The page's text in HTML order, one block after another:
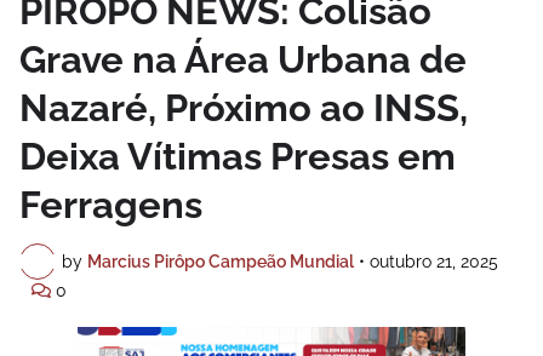
PIRÔPO NEWS: Colisão
Grave na Área Urbana de
Nazaré, Próximo ao INSS,
Deixa Vítimas Presas em
Ferragens
by Marcius Pirôpo Campeão Mundial • outubro 21, 2025
0